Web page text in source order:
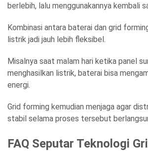
berlebih, lalu menggunakannya kembali
Kombinasi antara baterai dan grid
listrik jadi jauh lebih fleksibel.
Misalnya saat malam hari ketika panel
menghasilkan listrik, baterai bisa
energi.
Grid forming kemudian menjaga agar
stabil selama proses tersebut
FAQ Seputar Teknologi